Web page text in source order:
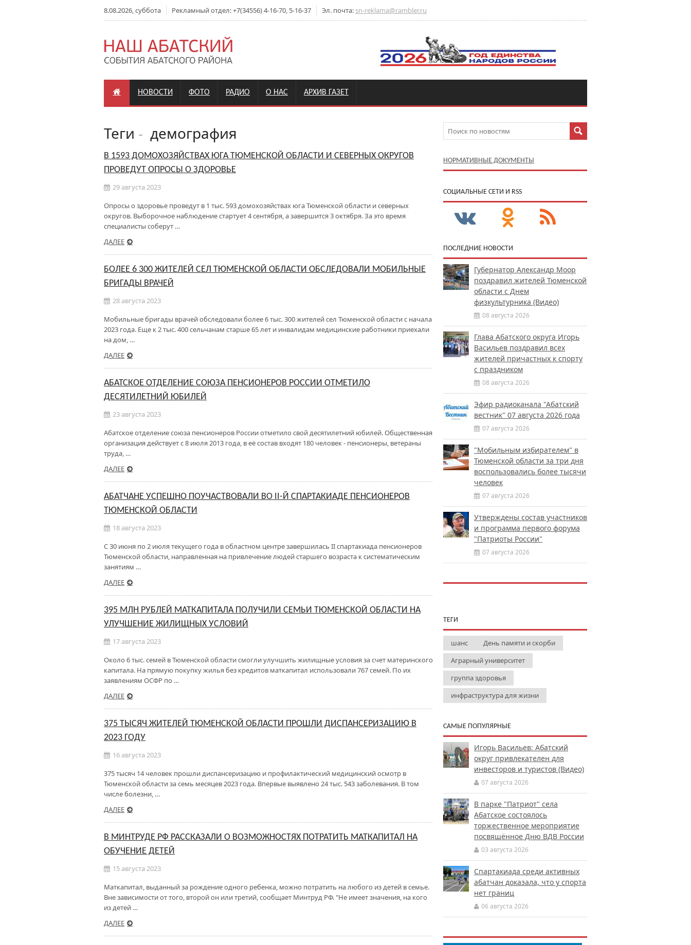
8.08.2026, суббота Рекламный отдел: +7(34556) 4-16-70, 5-16-37 Эл. почта: sn-reklama@rambler.ru
НОВОСТИ ФОТО РАДИО О НАС АРХИВ ГАЗЕТ
Теги - демография
В 1593 ДОМОХОЗЯЙСТВАХ ЮГА ТЮМЕНСКОЙ ОБЛАСТИ И СЕВЕРНЫХ ОКРУГОВ
ПРОВЕДУТ ОПРОСЫ О ЗДОРОВЬЕ
29 августа 2023
Опросы о здоровье проведут в 1 тыс. 593 домохозяйствах юга Тюменской области и северных
округов. Выборочное наблюдение стартует 4 сентября, а завершится 3 октября. За это время
специалисты соберут …
ДАЛЕЕ
БОЛЕЕ 6 300 ЖИТЕЛЕЙ СЕЛ ТЮМЕНСКОЙ ОБЛАСТИ ОБСЛЕДОВАЛИ МОБИЛЬНЫЕ
БРИГАДЫ ВРАЧЕЙ
28 августа 2023
Мобильные бригады врачей обследовали более 6 тыс. 300 жителей сел Тюменской области с начала
2023 года. Еще к 2 тыс. 400 сельчанам старше 65 лет и инвалидам медицинские работники приехали
на дом, …
ДАЛЕЕ
АБАТСКОЕ ОТДЕЛЕНИЕ СОЮЗА ПЕНСИОНЕРОВ РОССИИ ОТМЕТИЛО
ДЕСЯТИЛЕТНИЙ ЮБИЛЕЙ
23 августа 2023
Абатское отделение союза пенсионеров России отметило свой десятилетний юбилей. Общественная
организация действует с 8 июля 2013 года, в её состав входят 180 человек - пенсионеры, ветераны
труда, …
ДАЛЕЕ
АБАТЧАНЕ УСПЕШНО ПОУЧАСТВОВАЛИ ВО II-Й СПАРТАКИАДЕ ПЕНСИОНЕРОВ
ТЮМЕНСКОЙ ОБЛАСТИ
18 августа 2023
С 30 июня по 2 июля текущего года в областном центре завершилась II спартакиада пенсионеров
Тюменской области, направленная на привлечение людей старшего возраста к систематическим
занятиям …
ДАЛЕЕ
395 МЛН РУБЛЕЙ МАТКАПИТАЛА ПОЛУЧИЛИ СЕМЬИ ТЮМЕНСКОЙ ОБЛАСТИ НА
УЛУЧШЕНИЕ ЖИЛИЩНЫХ УСЛОВИЙ
17 августа 2023
Около 6 тыс. семей в Тюменской области смогли улучшить жилищные условия за счет материнского
капитала. На прямую покупку жилья без кредитов маткапитал использовали 767 семей. По их
заявлениям ОСФР по …
ДАЛЕЕ
375 ТЫСЯЧ ЖИТЕЛЕЙ ТЮМЕНСКОЙ ОБЛАСТИ ПРОШЛИ ДИСПАНСЕРИЗАЦИЮ В
2023 ГОДУ
16 августа 2023
375 тысяч 14 человек прошли диспансеризацию и профилактический медицинский осмотр в
Тюменской области за семь месяцев 2023 года. Впервые выявлено 24 тыс. 543 заболевания. В том
числе болезни, …
ДАЛЕЕ
В МИНТРУДЕ РФ РАССКАЗАЛИ О ВОЗМОЖНОСТЯХ ПОТРАТИТЬ МАТКАПИТАЛ НА
ОБУЧЕНИЕ ДЕТЕЙ
15 августа 2023
Маткапитал, выданный за рождение одного ребенка, можно потратить на любого из детей в семье.
Вне зависимости от того, второй он или третий, сообщает Минтруд РФ. "Не имеет значения, на кого
из детей …
ДАЛЕЕ
НОРМАТИВНЫЕ ДОКУМЕНТЫ
CОЦИАЛЬНЫЕ СЕТИ И RSS
ПОСЛЕДНИЕ НОВОСТИ
Губернатор Александр Моор
поздравил жителей Тюменской
области с Днем
физкультурника (Видео)
08 августа 2026
Глава Абатского округа Игорь
Васильев поздравил всех
жителей причастных к спорту
с праздником
08 августа 2026
Эфир радиоканала "Абатский
вестник" 07 августа 2026 года
07 августа 2026
"Мобильным избирателем" в
Тюменской области за три дня
воспользовались более тысячи
человек
07 августа 2026
Утверждены состав участников
и программа первого форума
"Патриоты России"
07 августа 2026
ТЕГИ
шанс
День памяти и скорби
Аграрный университет
группа здоровья
инфраструктура для жизни
САМЫЕ ПОПУЛЯРНЫЕ
Игорь Васильев: Абатский
округ привлекателен для
инвесторов и туристов (Видео)
07 августа 2026
В парке "Патриот" села
Абатское состоялось
торжественное мероприятие
посвящённое Дню ВДВ России
03 августа 2026
Спартакиада среди активных
абатчан доказала, что у спорта
нет границ
06 августа 2026